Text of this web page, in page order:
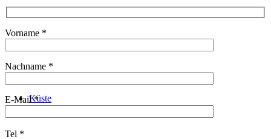
Küste
Vorname *
Nachname *
E-Mail *
Tel *